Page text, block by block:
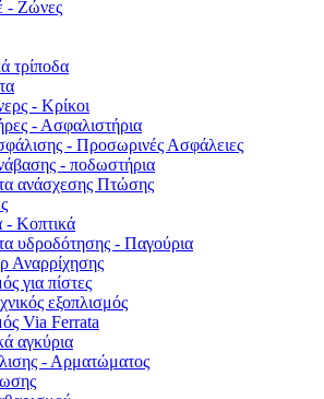
- Ζώνες
τρίποδα
- Κρίκοι
- Ασφαλιστήρια
- Προσωρινές Ασφάλειες
- ποδωστήρια
ανάσχεσης Πτώσης
- Κοπτικά
υδροδότησης - Παγούρια
Αναρρίχησης
για πίστες
εξοπλισμός
Via Ferrata
αγκύρια
- Αρματώματος